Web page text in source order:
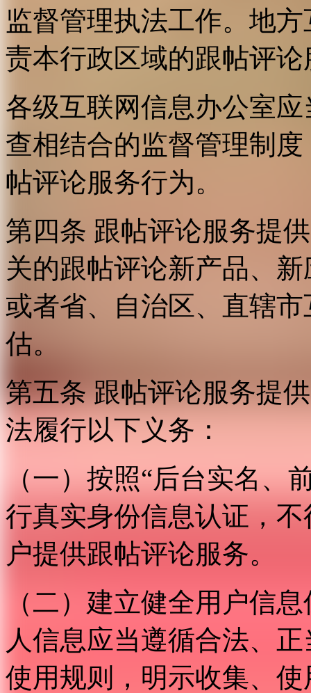
监督管理执法工作。地
责本行政区域的跟帖评
各级互联网信息办公室
查相结合的监督管理制
帖评论服务行为。
第四条 跟帖评论服务提
关的跟帖评论新产品、
或者省、自治区、直辖
估。
第五条 跟帖评论服务提
法履行以下义务：
（一）按照“后台实名、
行真实身份信息认证，
户提供跟帖评论服务。
（二）建立健全用户信
人信息应当遵循合法、
使用规则，明示收集、